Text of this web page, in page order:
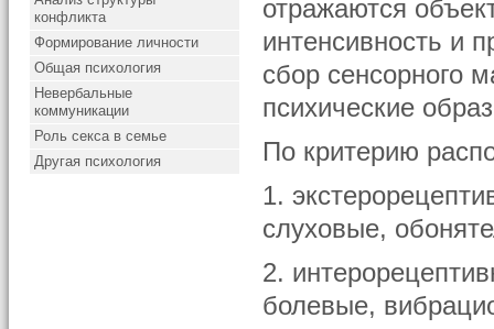
конфликта
Формирование личности
Общая психология
Невербальные
коммуникации
Роль секса в семье
Другая психология
отражаются
интенсивность и
сбор сенсорного
психические
По критерию
1.
слуховые,
2.
болевые,